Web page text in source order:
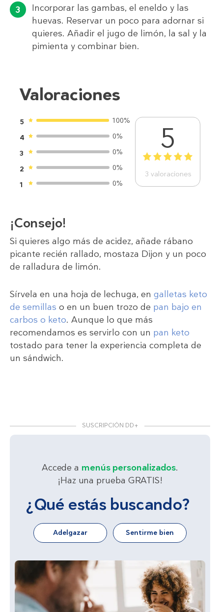
Incorporar las gambas, el eneldo y las
huevas. Reservar un poco para adornar si
quieres. Añadir el jugo de limón, la sal y la
pimienta y combinar bien.
Valoraciones
5
100%
4
0%
3
0%
2
0%
1
0%
5
1 2 3 4 5
3 valoraciones
¡Consejo!
Si quieres algo más de acidez, añade rábano
picante recién rallado, mostaza Dijon y un poco
de ralladura de limón.
Sírvela en una hoja de lechuga, en galletas keto
de semillas o en un buen trozo de pan bajo en
carbos o keto. Aunque lo que más
recomendamos es servirlo con un pan keto
tostado para tener la experiencia completa de
un sándwich.
SUSCRIPCIÓN DD+
Accede a menús personalizados.
¡Haz una prueba GRATIS!
¿Qué estás buscando?
Adelgazar Sentirme bien